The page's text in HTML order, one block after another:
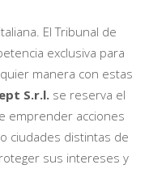
El Tribunal de
exclusiva para
manera con estas
S.r.l. se reserva el
emprender acciones
ciudades distintas de
sus intereses y